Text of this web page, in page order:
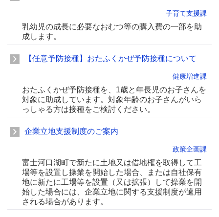
子育て支援課
乳幼児の成長に必要なおむつ等の購入費の一部を助
成します。
【任意予防接種】おたふくかぜ予防接種について
健康増進課
おたふくかぜ予防接種を、1歳と年長児のお子さんを
対象に助成しています。対象年齢のお子さんがいら
っしゃる方は接種をご検討ください。
企業立地支援制度のご案内
政策企画課
富士河口湖町で新たに土地又は借地権を取得して工
場等を設置し操業を開始した場合、または自社保有
地に新たに工場等を設置（又は拡張）して操業を開
始した場合には、企業立地に関する支援制度が適用
される場合があります。